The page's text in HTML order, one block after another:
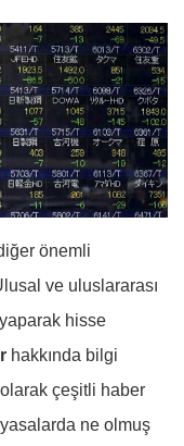
önemli
ve uluslararası
hisse
hakkında bilgi
çeşitli haber
ne olmuş